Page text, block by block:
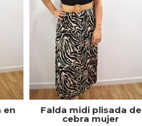
en Falda midi plisada de
cebra mujer